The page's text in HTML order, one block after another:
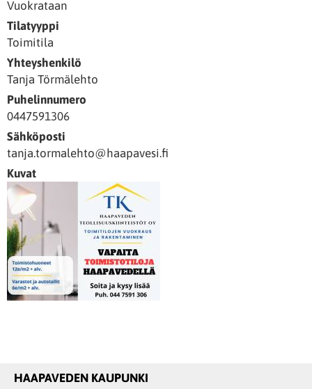
Vuokrataan
Tilatyyppi
Toimitila
Yhteyshenkilö
Tanja Törmälehto
Puhelinnumero
0447591306
Sähköposti
tanja.tormalehto@haapavesi.fi
Kuvat
HAAPAVEDEN KAUPUNKI